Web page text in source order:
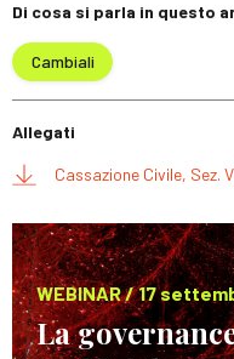
Di cosa si parla in questo
Cambiali
Allegati
Cassazione Civile, Sez.
WEBINAR / 17
La